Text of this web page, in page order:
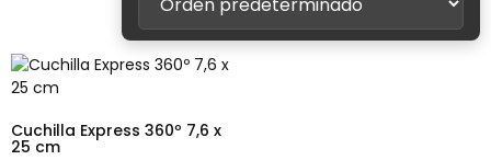
Cuchilla Express 360º 7,6 x
25 cm